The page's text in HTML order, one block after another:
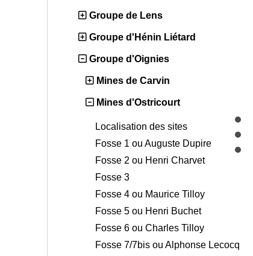
Groupe de Lens
Groupe d'Hénin Liétard
Groupe d'Oignies
Mines de Carvin
Mines d'Ostricourt
Localisation des sites
Fosse 1 ou Auguste Dupire
Fosse 2 ou Henri Charvet
Fosse 3
Fosse 4 ou Maurice Tilloy
Fosse 5 ou Henri Buchet
Fosse 6 ou Charles Tilloy
Fosse 7/7bis ou Alphonse Lecocq